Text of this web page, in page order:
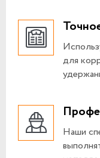
для
Наши